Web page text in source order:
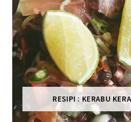
RESIPI : KERABU